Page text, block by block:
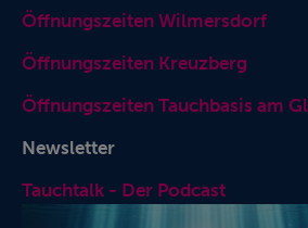
Öffnungszeiten Wilmersdorf
Öffnungszeiten Kreuzberg
Öffnungszeiten Tauchbasis am
Newsletter
Tauchtalk - Der Podcast